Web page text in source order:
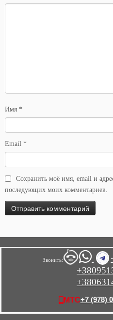
Имя *
Email *
Сохранить моё имя, email и
последующих моих комментариев.
Звонить:
МТС+7 (978)